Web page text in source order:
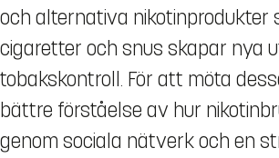
och alternativa nikotinprodukter
cigaretter och snus skapar nya
tobakskontroll. För att möta
bättre förståelse av hur
genom sociala nätverk och en